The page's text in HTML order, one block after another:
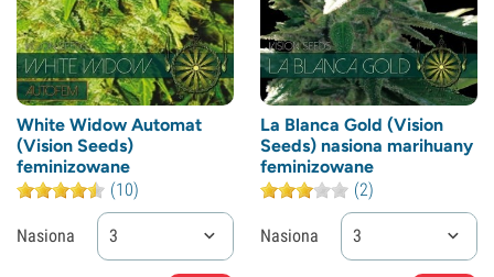
White Widow Automat
(Vision Seeds)
feminizowane
(10)
Nasiona 3
La Blanca Gold (Vision
Seeds) nasiona marihuany
feminizowane
(2)
Nasiona 3